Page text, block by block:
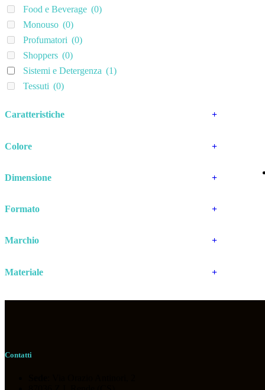
Food e Beverage (0)
Monouso (0)
Profumatori (0)
Shoppers (0)
Sistemi e Detergenza (1)
Tessuti (0)
Caratteristiche +
Colore +
Dimensione +
Formato +
Marchio +
Materiale +
Contatti